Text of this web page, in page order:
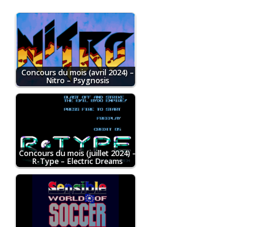
Concours du mois (avril 2024) –
Nitro – Psygnosis
Concours du mois (juillet 2024) –
R-Type – Electric Dreams